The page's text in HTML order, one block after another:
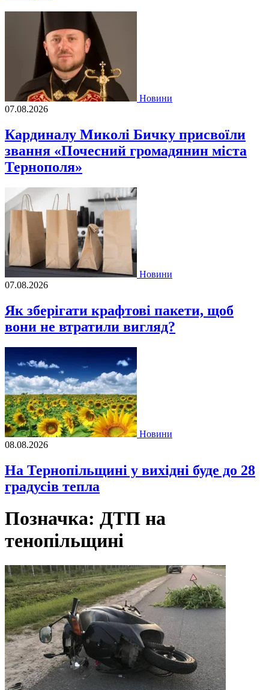
Новини
07.08.2026
Кардиналу Миколі Бичку присвоїли
звання «Почесний громадянин міста
Тернополя»
Новини
07.08.2026
Як зберігати крафтові пакети, щоб
вони не втратили вигляд?
Новини
08.08.2026
На Тернопільщині у вихідні буде до 28
градусів тепла
Позначка: ДТП на
тенопільщині